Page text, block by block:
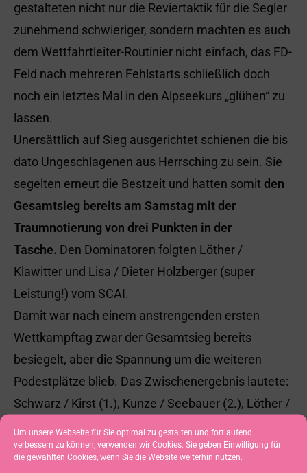
Um unsere Webseite für Sie optimal zu gestalten und fortlaufend
verbessern zu können, verwenden wir Cookies. Sie geben Einwilligung für
die gewählten Cookies, wenn Sie die Website weiterhin nutzen.
gestalteten nicht nur die Reviertaktik für die Segler
zunehmend schwieriger, sondern machten es auch
dem Wettfahrtleiter-Routinier nicht einfach, das FD-
Feld nach mehreren Fehlstarts schließlich doch
noch ein letztes Mal in den Alpseekurs „glühen“ zu
lassen.
Unersättlich auf Sieg ausgerichtet schienen die bis
dato Ungeschlagenen aus Herrsching zu sein. Sie
segelten erneut die Bestzeit und hatten somit den
Gesamtsieg bereits am Samstag mit der
Traumnotierung von drei Punkten in der
Tasche. Den Dominatoren folgten Löther /
Klawitter und Lisa / Dieter Holzberger (super
Leistung!) vom SCAI.
Damit war nach einem anstrengenden ersten
Wettkampftag zwar der Gesamtsieg bereits
besiegelt, aber die Spannung um die weiteren
Podestplätze blieb. Das Zwischenergebnis lautete:
Schwarz / Kirst (1.), Kunze / Seebauer (2.), Löther /
Am zweiten Wettfahrttagwehte leichter Westwind